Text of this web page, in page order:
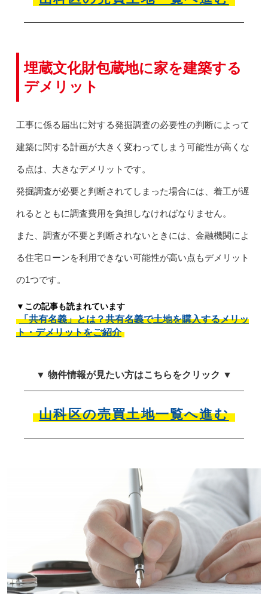
埋蔵文化財包蔵地に家を建築する
デメリット
工事に係る届出に対する発掘調査の必要性の判断によって
建築に関する計画が大きく変わってしまう可能性が高くな
る点は、大きなデメリットです。
発掘調査が必要と判断されてしまった場合には、着工が遅
れるとともに調査費用を負担しなければなりません。
また、調査が不要と判断されないときには、金融機関によ
る住宅ローンを利用できない可能性が高い点もデメリット
の1つです。
▼この記事も読まれています
「共有名義」とは？共有名義で土地を購入するメリッ
ト・デメリットをご紹介
▼ 物件情報が見たい方はこちらをクリック ▼
山科区の売買土地一覧へ進む